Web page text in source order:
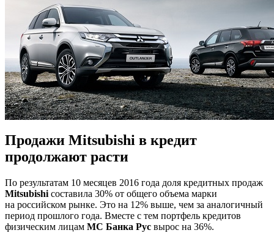
Продажи Mitsubishi в кредит
продолжают расти
По результатам 10 месяцев 2016 года доля кредитных продаж
Mitsubishi составила 30% от общего объема марки
на российском рынке. Это на 12% выше, чем за аналогичный
период прошлого года. Вместе с тем портфель кредитов
физическим лицам МС Банка Рус вырос на 36%.